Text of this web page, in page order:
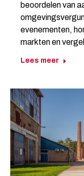
beoordelen van
evenementen,
markten en
Lees meer